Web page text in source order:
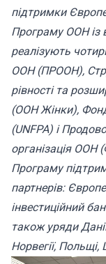
підтримки
Програму ООН із
реалізують
ООН (ПРООН),
рівності та
(ООН Жінки),
(UNFPA) і
організація ООН
Програму
партнерів:
інвестиційний
також уряди
Норвегії, Польщі,